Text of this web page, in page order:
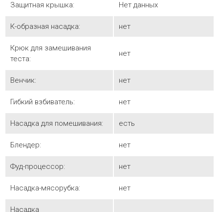
Защитная крышка: Нет данных
К-образная насадка: нет
Крюк для замешивания
теста:
нет
Венчик: нет
Гибкий взбиватель: нет
Насадка для помешивания: есть
Блендер: нет
Фуд-процессор: нет
Насадка-мясорубка: нет
Насадка